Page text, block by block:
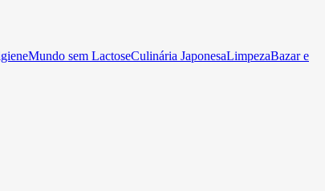
Mundo sem LactoseCulinária JaponesaLimpezaBazar e